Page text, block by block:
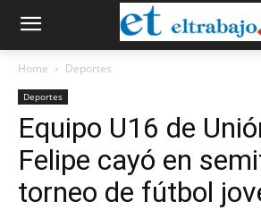
Home Deportes
Deportes
Equipo U16 de
Felipe cayó en
torneo de fútbol